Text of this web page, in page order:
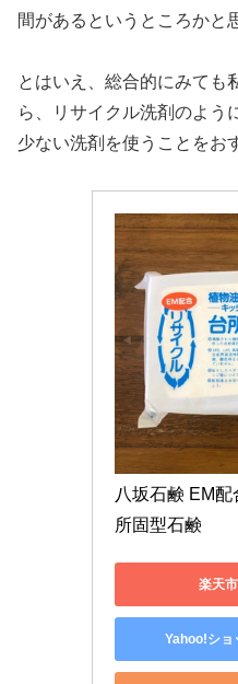
間があるというところかと
とはいえ、総合的にみても
ら、リサイクル洗剤のよう
少ない洗剤を使うことをお
八坂石鹸 EM
所固型石鹸
楽天
Yahoo!ショ